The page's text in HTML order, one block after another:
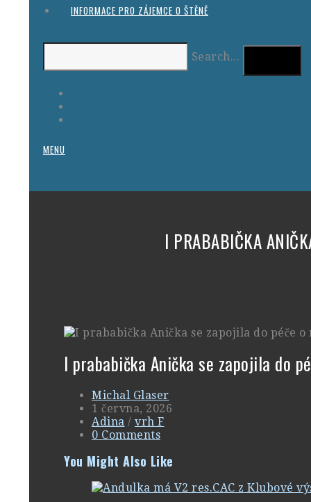
INFORMACE PRO ZÁJEMCE O ŠTĚNĚ
Search...
MENU
I PRABABIČKA
I prababička Anička se zapojila do
Michal Glaser
1 června, 2026
Adina / vrh F
0 Comments
You Might Also Like